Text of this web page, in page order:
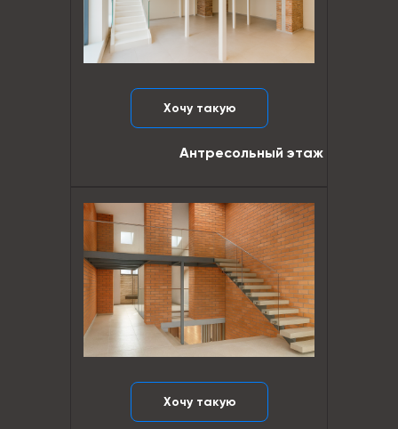
Хочу такую
Хочу такую
Антресольный этаж